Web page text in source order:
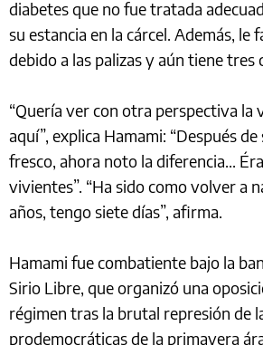
diabetes que no fue tratada
su estancia en la cárcel. Además, le
debido a las palizas y aún tiene tres
“Quería ver con otra perspectiva la
aquí”, explica Hamami: “Después
fresco, ahora noto la diferencia...
vivientes”. “Ha sido como volver a
años, tengo siete días”, afirma.
Hamami fue combatiente bajo la
Sirio Libre, que organizó una
régimen tras la brutal represión de
prodemocráticas de la primavera